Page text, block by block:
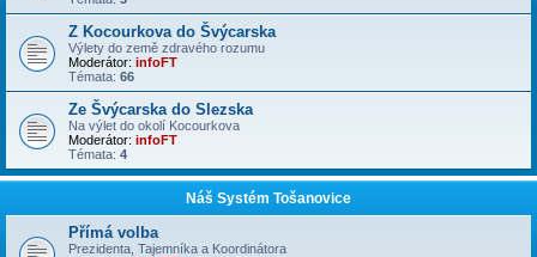
Z Kocourkova do Švýcarska
Výlety do země zdravého rozumu
Moderátor: infoFT
Témata: 66
Ze Švýcarska do Slezska
Na výlet do okolí Kocourkova
Moderátor: infoFT
Témata: 4
Náš Systém Tošanovice
Přímá volba
Prezidenta, Tajemníka a Koordinátora